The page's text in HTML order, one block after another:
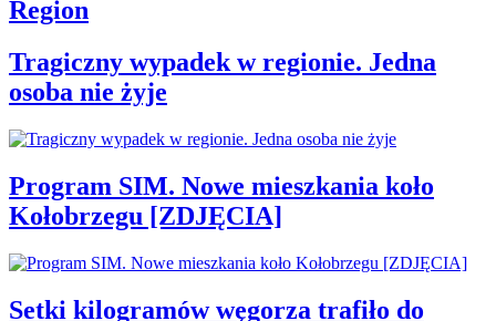
Region
Tragiczny wypadek w regionie. Jedna
osoba nie żyje
Program SIM. Nowe mieszkania koło
Kołobrzegu [ZDJĘCIA]
Setki kilogramów węgorza trafiło do